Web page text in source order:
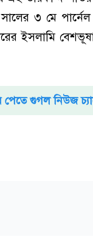
৩ মে
ইসলামি
পেতে গুগল নিউজ